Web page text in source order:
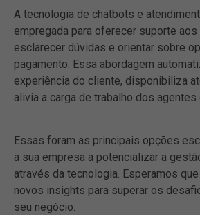
A tecnologia de chatbots e
empregada para oferecer suporte
esclarecer dúvidas e orientar sobre
pagamento. Essa abordagem
experiência do cliente, disponibiliza
alivia a carga de trabalho dos agentes
Essas foram as principais opções
a sua empresa a potencializar a
através da tecnologia. Esperamos
novos insights para superar os
seu negócio.